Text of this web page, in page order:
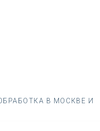
В МОСКВЕ И